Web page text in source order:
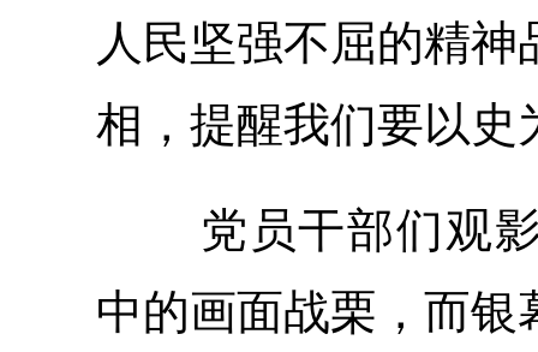
人民坚强不屈的精
相，提醒我们要以史
党员干部们观
中的画面战栗，而